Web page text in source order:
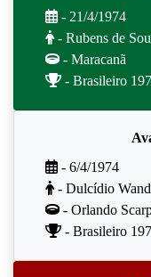
- 21/4/1974
- Rubens de
- Maracanã
- Brasileiro
- 6/4/1974
- Dulcídio
- Orlando
- Brasileiro